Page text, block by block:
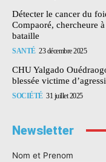
Détecter le cancer du
Compaoré, chercheure
bataille
SANTÉ 23 décembre 2025
CHU Yalgado
blessée victime
SOCIÉTÉ 31 juillet 2025
Newsletter
Nom et Prenom